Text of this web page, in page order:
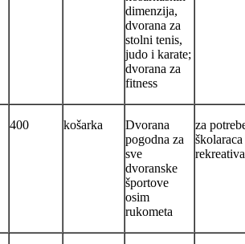
dimenzija,
dvorana za
stolni tenis,
judo i karate;
dvorana za
fitness
400 košarka
Dvorana
pogodna za
sve
dvoranske
športove
osim
rukometa
za
školaraca